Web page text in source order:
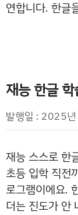
연합니다. 한글
재능 한글
발행일 : 2025
재능 스스로 한
초등 입학 직전
로그램이에요.
더는 진도가 안